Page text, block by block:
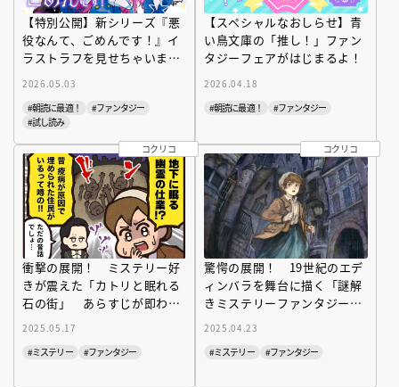
【特別公開】新シリーズ『悪
役なんて、ごめんです！』イ
ラストラフを見せちゃいま
2026.05.03
#朝読に最適！
#ファンタジー
#試し読み
【スペシャルなおしらせ】青
い鳥文庫の「推し！」ファン
タジーフェアがはじまるよ！
2026.04.18
#朝読に最適！
#ファンタジー
コクリコ
衝撃の展開！ ミステリー好
きが震えた「カトリと眠れる
石の街」 あらすじが即わか
2025.05.17
#ミステリー
#ファンタジー
コクリコ
驚愕の展開！ 19世紀のエデ
ィンバラを舞台に描く「謎解
きミステリーファンタジー」
2025.04.23
#ミステリー
#ファンタジー